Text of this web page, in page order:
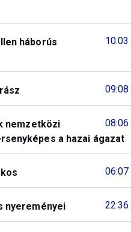
10:03
háborús
09:08
08:06
nemzetközi
a hazai ágazat
06:07
22:36
nyereményei